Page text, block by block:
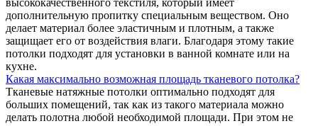
высококачественного текстиля, который имеет
дополнительную пропитку специальным веществом. Оно
делает материал более эластичным и плотным, а также
защищает его от воздействия влаги. Благодаря этому такие
потолки подходят для установки в ванной комнате или на
кухне.
Какая максимально возможная площадь тканевого потолка?
Тканевые натяжные потолки оптимально подходят для
больших помещений, так как из такого материала можно
делать полотна любой необходимой площади. При этом не